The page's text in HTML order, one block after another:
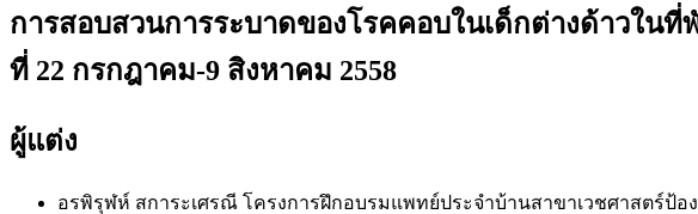
การสอบสวนการระบาดของโรคคอบในเด็กต่างด้าวใน
ที่ 22 กรกฎาคม-9 สิงหาคม 2558
ผู้แต่ง
อรพิรุฬห์ สการะเศรณี โครงการฝึกอบรมแพทย์ประจำบ้านสาขาเวชศาสตร์ป้